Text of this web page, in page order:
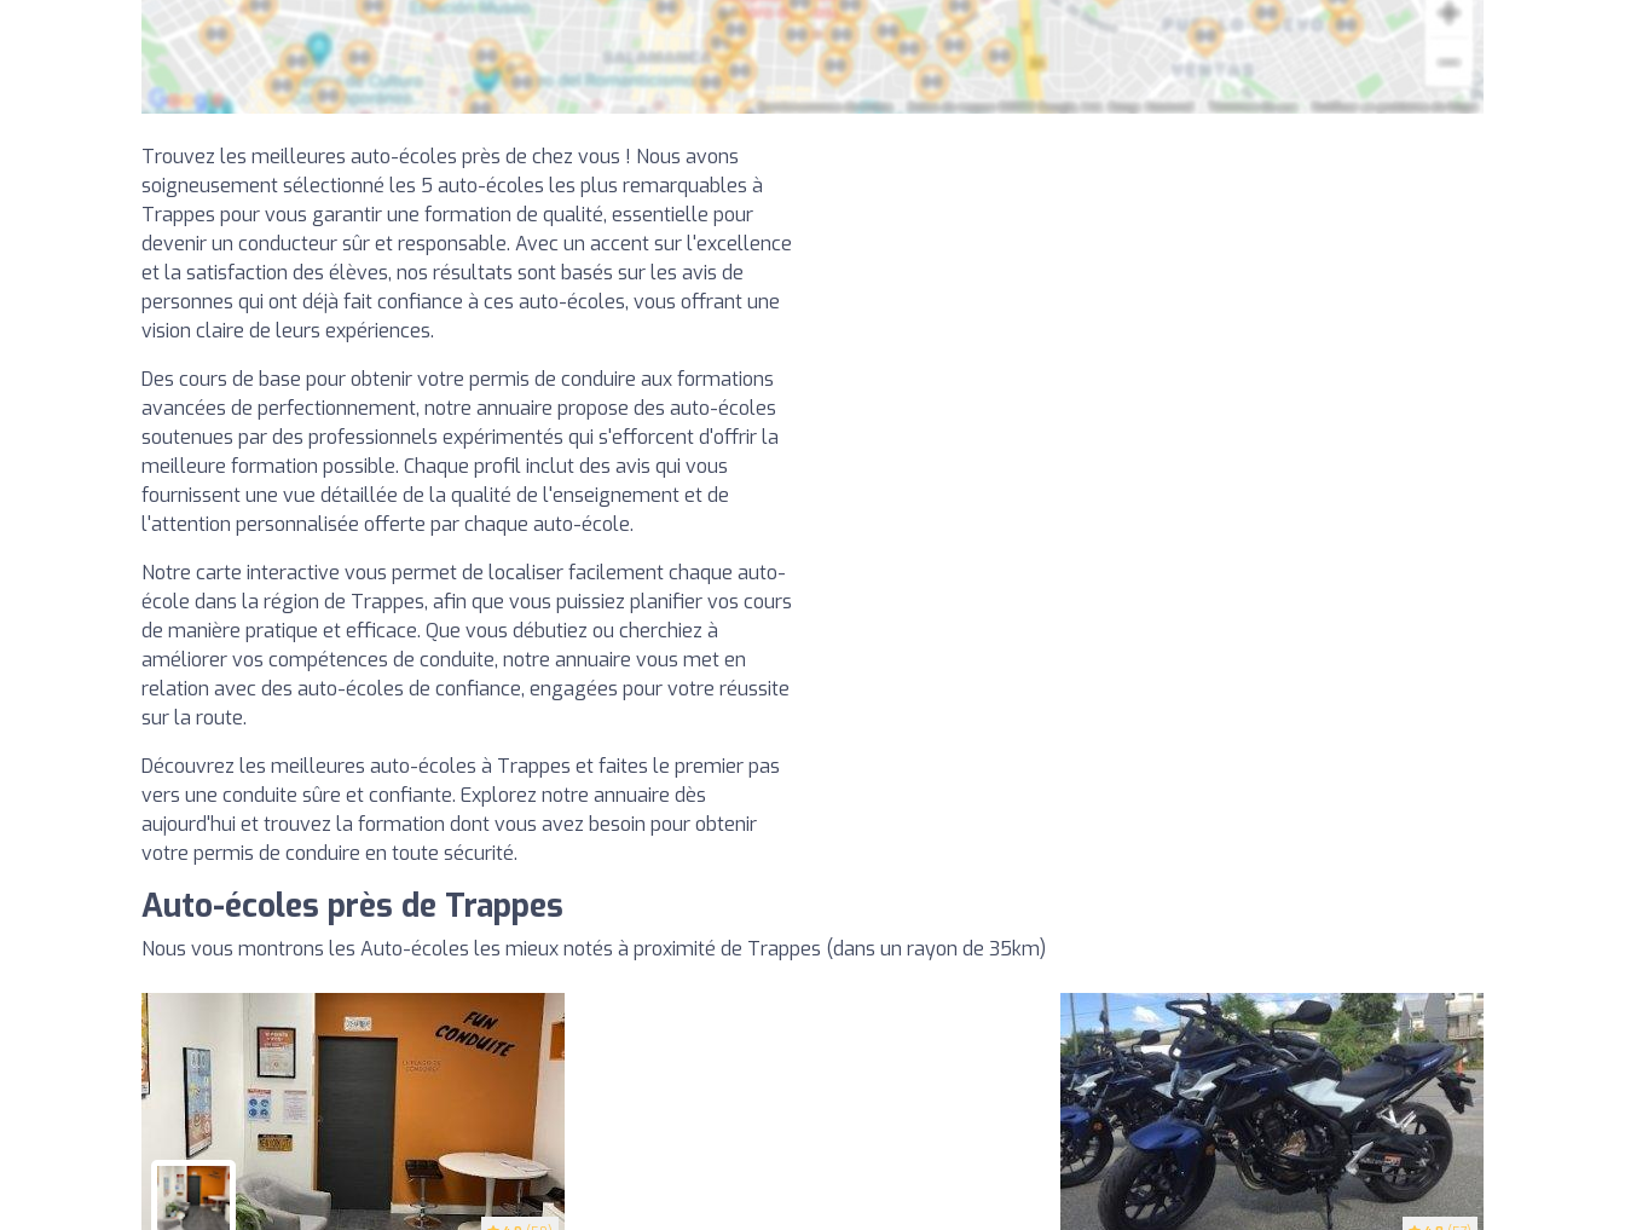
Trouvez les meilleures auto-écoles près de chez vous ! Nous avons
soigneusement sélectionné les 5 auto-écoles les plus remarquables à
Trappes pour vous garantir une formation de qualité, essentielle pour
devenir un conducteur sûr et responsable. Avec un accent sur l'excellence
et la satisfaction des élèves, nos résultats sont basés sur les avis de
personnes qui ont déjà fait confiance à ces auto-écoles, vous offrant une
vision claire de leurs expériences.
Des cours de base pour obtenir votre permis de conduire aux formations
avancées de perfectionnement, notre annuaire propose des auto-écoles
soutenues par des professionnels expérimentés qui s'efforcent d'offrir la
meilleure formation possible. Chaque profil inclut des avis qui vous
fournissent une vue détaillée de la qualité de l'enseignement et de
l'attention personnalisée offerte par chaque auto-école.
Notre carte interactive vous permet de localiser facilement chaque auto-
école dans la région de Trappes, afin que vous puissiez planifier vos cours
de manière pratique et efficace. Que vous débutiez ou cherchiez à
améliorer vos compétences de conduite, notre annuaire vous met en
relation avec des auto-écoles de confiance, engagées pour votre réussite
sur la route.
Découvrez les meilleures auto-écoles à Trappes et faites le premier pas
vers une conduite sûre et confiante. Explorez notre annuaire dès
aujourd'hui et trouvez la formation dont vous avez besoin pour obtenir
votre permis de conduire en toute sécurité.
Auto-écoles près de Trappes
Nous vous montrons les Auto-écoles les mieux notés à proximité de Trappes (dans un rayon de 35km)